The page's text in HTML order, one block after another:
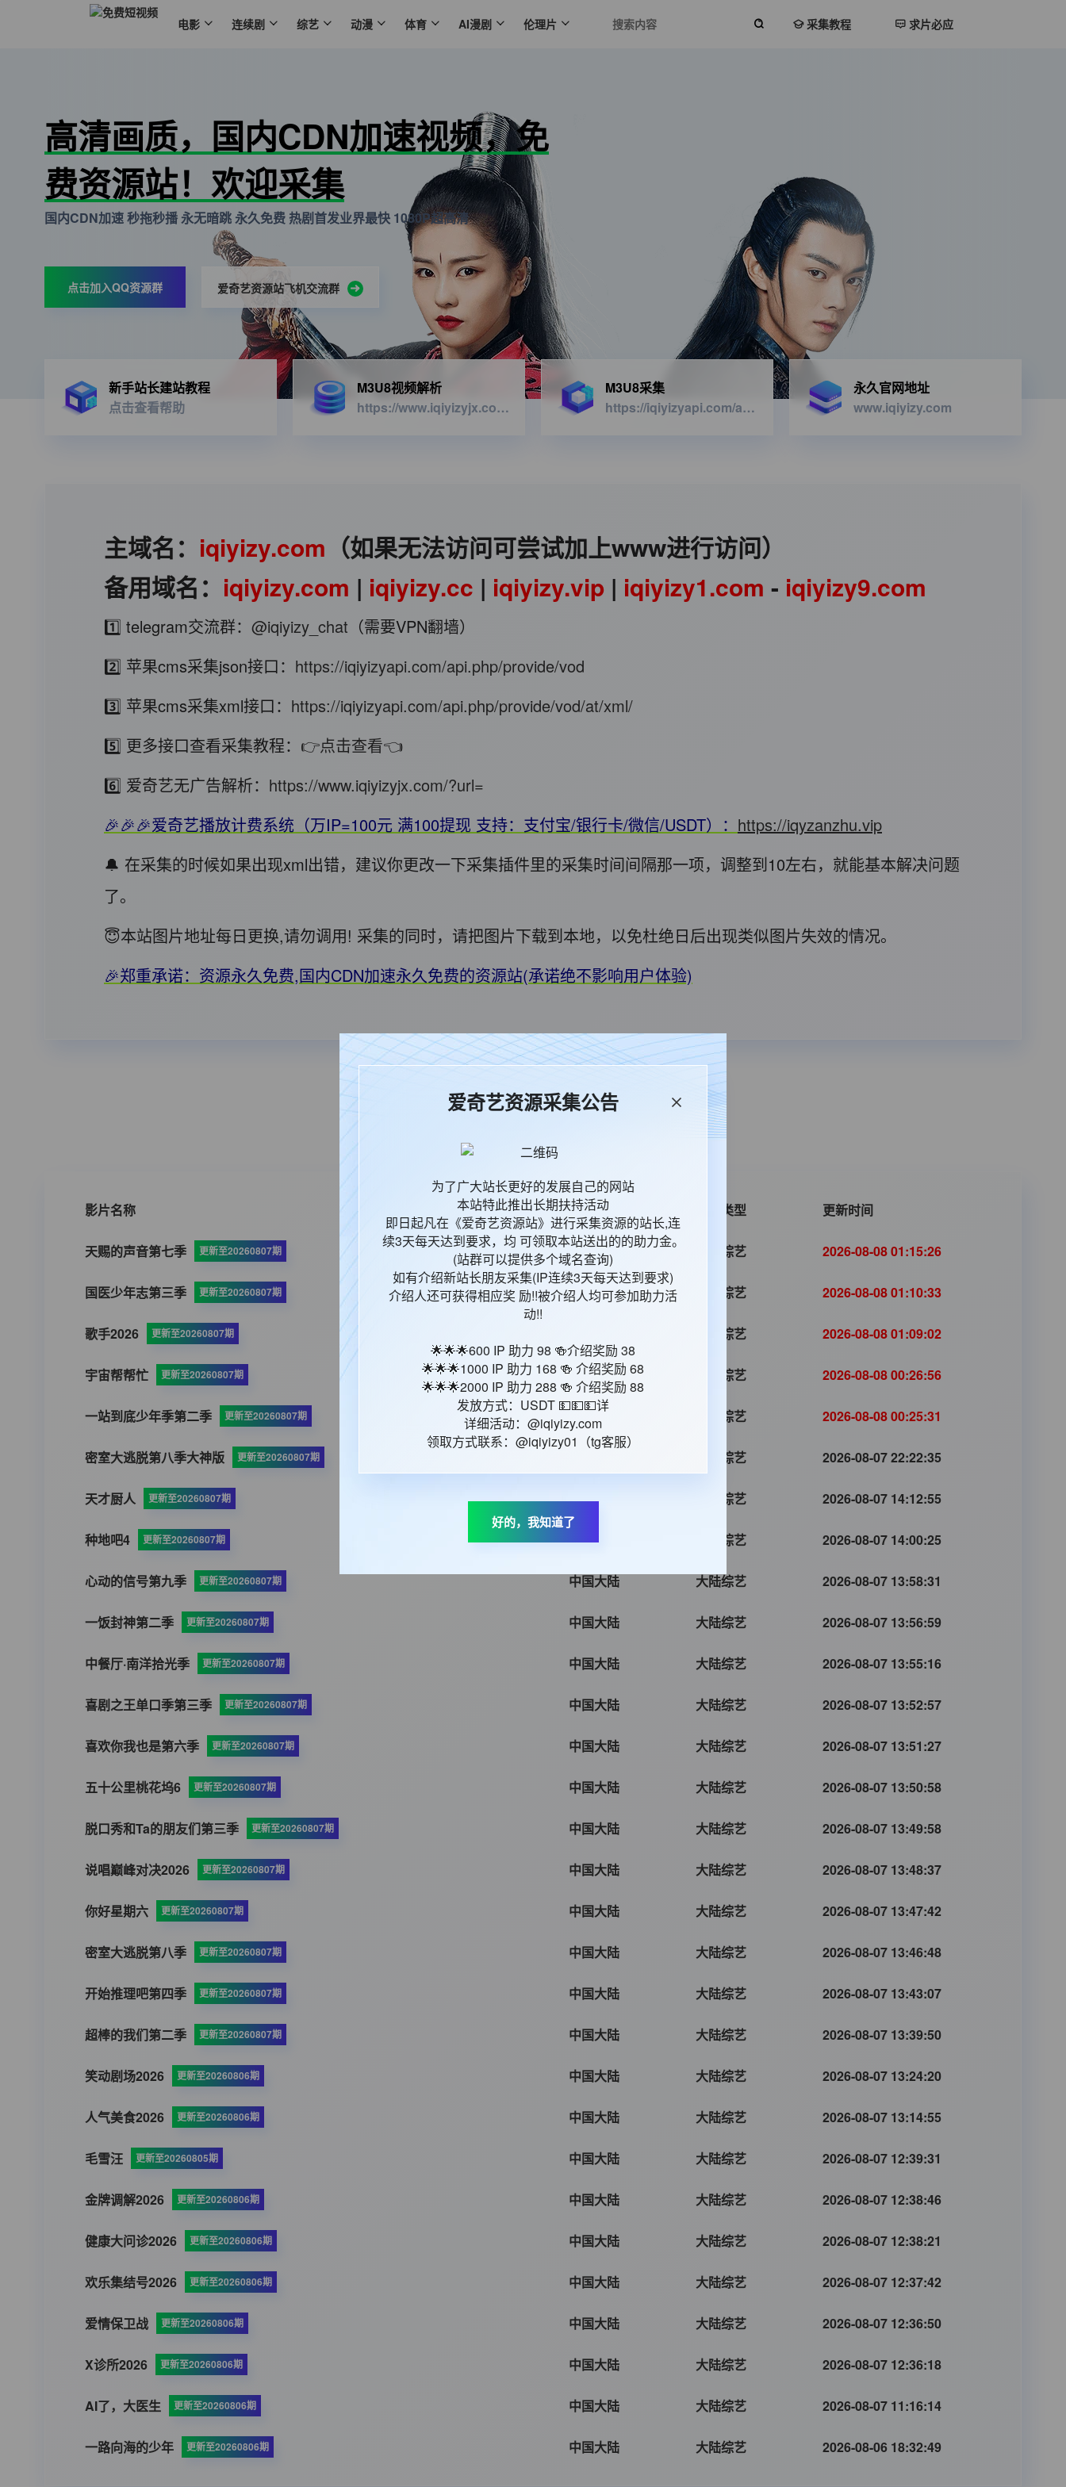
电影 连续剧 综艺 动漫 体育 AI漫剧 伦理片 采集教程 求片必应
高清画质，国内CDN加速视频，免
费资源站！欢迎采集
国内CDN加速 秒拖秒播 永无暗跳 永久免费 热剧首发业界最快 1080P超高清
点击加入QQ资源群 爱奇艺资源站飞机交流群
新手站长建站教程
点击查看帮助
M3U8视频解析
https://www.iqiyizyjx.com/?url=
M3U8采集
https://iqiyizyapi.com/api.php/provide/vod/from/snm3u8/at/xml
永久官网地址
www.iqiyizy.com
主域名： iqiyizy.com （如果无法访问可尝试加上www进行访问）
备用域名： iqiyizy.com | iqiyizy.cc | iqiyizy.vip | iqiyizy1.com - iqiyizy9.com
1️⃣ telegram交流群： @iqiyizy_chat （需要VPN翻墙）
2️⃣ 苹果cms采集json接口： https://iqiyizyapi.com/api.php/provide/vod
3️⃣ 苹果cms采集xml接口： https://iqiyizyapi.com/api.php/provide/vod/at/xml/
5️⃣ 更多接口查看采集教程： 👉点击查看👈
6️⃣ 爱奇艺无广告解析： https://www.iqiyizyjx.com/?url=
🎉🎉🎉爱奇艺播放计费系统（万IP=100元 满100提现 支持：支付宝/银行卡/微信/USDT）： https://iqyzanzhu.vip
🔔 在采集的时候如果出现xml出错，建议你更改一下采集插件里的采集时间间隔那一项，调整到10左右，就能基本解决问题
了。
😇本站图片地址每日更换,请勿调用! 采集的同时，请把图片下载到本地，以免杜绝日后出现类似图片失效的情况。
🎉郑重承诺：资源永久免费,国内CDN加速永久免费的资源站(承诺绝不影响用户体验)
本站统计 65599 今日更新
影片名称 影片地区 影片类型 更新时间
天赐的声音第七季 更新至20260807期 中国大陆 大陆综艺 2026-08-08 01:15:26
国医少年志第三季 更新至20260807期 中国大陆 大陆综艺 2026-08-08 01:10:33
歌手2026 更新至20260807期 大陆综艺 2026-08-08 01:09:02
宇宙帮帮忙 更新至20260807期 中国大陆 大陆综艺 2026-08-08 00:26:56
一站到底少年季第二季 更新至20260807期 中国大陆 大陆综艺 2026-08-08 00:25:31
密室大逃脱第八季大神版 更新至20260807期 大陆综艺 2026-08-07 22:22:35
天才厨人 更新至20260807期 中国大陆 大陆综艺 2026-08-07 14:12:55
种地吧4 更新至20260807期 中国大陆 大陆综艺 2026-08-07 14:00:25
心动的信号第九季 更新至20260807期 中国大陆 大陆综艺 2026-08-07 13:58:31
一饭封神第二季 更新至20260807期 中国大陆 大陆综艺 2026-08-07 13:56:59
中餐厅·南洋拾光季 更新至20260807期 中国大陆 大陆综艺 2026-08-07 13:55:16
喜剧之王单口季第三季 更新至20260807期 中国大陆 大陆综艺 2026-08-07 13:52:57
喜欢你我也是第六季 更新至20260807期 中国大陆 大陆综艺 2026-08-07 13:51:27
五十公里桃花坞6 更新至20260807期 中国大陆 大陆综艺 2026-08-07 13:50:58
脱口秀和Ta的朋友们第三季 更新至20260807期 中国大陆 大陆综艺 2026-08-07 13:49:58
说唱巅峰对决2026 更新至20260807期 中国大陆 大陆综艺 2026-08-07 13:48:37
你好星期六 更新至20260807期 中国大陆 大陆综艺 2026-08-07 13:47:42
密室大逃脱第八季 更新至20260807期 中国大陆 大陆综艺 2026-08-07 13:46:48
开始推理吧第四季 更新至20260807期 中国大陆 大陆综艺 2026-08-07 13:43:07
超棒的我们第二季 更新至20260807期 中国大陆 大陆综艺 2026-08-07 13:39:50
笑动剧场2026 更新至20260806期 中国大陆 大陆综艺 2026-08-07 13:24:20
人气美食2026 更新至20260806期 中国大陆 大陆综艺 2026-08-07 13:14:55
毛雪汪 更新至20260805期 中国大陆 大陆综艺 2026-08-07 12:39:31
金牌调解2026 更新至20260806期 中国大陆 大陆综艺 2026-08-07 12:38:46
健康大问诊2026 更新至20260806期 中国大陆 大陆综艺 2026-08-07 12:38:21
欢乐集结号2026 更新至20260806期 中国大陆 大陆综艺 2026-08-07 12:37:42
爱情保卫战 更新至20260806期 中国大陆 大陆综艺 2026-08-07 12:36:50
X诊所2026 更新至20260806期 中国大陆 大陆综艺 2026-08-07 12:36:18
AI了，大医生 更新至20260806期 中国大陆 大陆综艺 2026-08-07 11:16:14
一路向海的少年 更新至20260806期 中国大陆 大陆综艺 2026-08-06 18:32:49
爱奇艺资源采集公告
为了广大站长更好的发展自己的网站
本站特此推出长期扶持活动
即日起凡在《爱奇艺资源站》进行采集资源的站长,连
续3天每天达到要求，均 可领取本站送出的的助力金。
(站群可以提供多个域名查询)
如有介绍新站长朋友采集(IP连续3天每天达到要求)
介绍人还可获得相应奖 励!!被介绍人均可参加助力活
动!!
🌟🌟🌟600 IP 助力 98 🍻介绍奖励 38
🌟🌟🌟1000 IP 助力 168 🍻 介绍奖励 68
🌟🌟🌟2000 IP 助力 288 🍻 介绍奖励 88
发放方式：USDT 💵💵💵详
详细活动：@iqiyizy.com
领取方式联系：@iqiyizy01（tg客服）
好的，我知道了